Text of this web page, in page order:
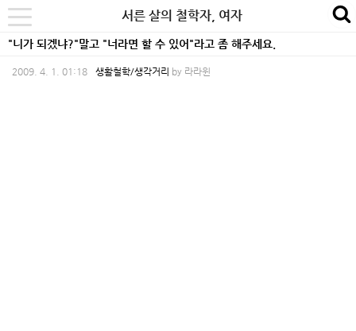
본
문
내
비
카
테
toggle
navigation
서른 살의 철학자, 여자
"니가 되겠냐?"말고 "너라면 할 수 있어"라고 좀 해주세요.
2009. 4. 1. 01:18 생활철학/생각거리 by 라라윈